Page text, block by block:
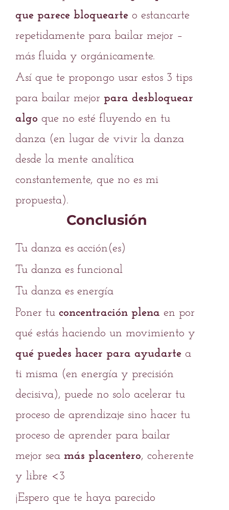
que parece bloquearte o estancarte
repetidamente para bailar mejor –
más fluida y orgánicamente.
Así que te propongo usar estos 3 tips
para bailar mejor para desbloquear
algo que no esté fluyendo en tu
danza (en lugar de vivir la danza
desde la mente analítica
constantemente, que no es mi
propuesta).
Conclusión
Tu danza es acción(es)
Tu danza es funcional
Tu danza es energía
Poner tu concentración plena en por
qué estás haciendo un movimiento y
qué puedes hacer para ayudarte a
ti misma (en energía y precisión
decisiva), puede no solo acelerar tu
proceso de aprendizaje sino hacer tu
proceso de aprender para bailar
mejor sea más placentero, coherente
y libre <3
¡Espero que te haya parecido